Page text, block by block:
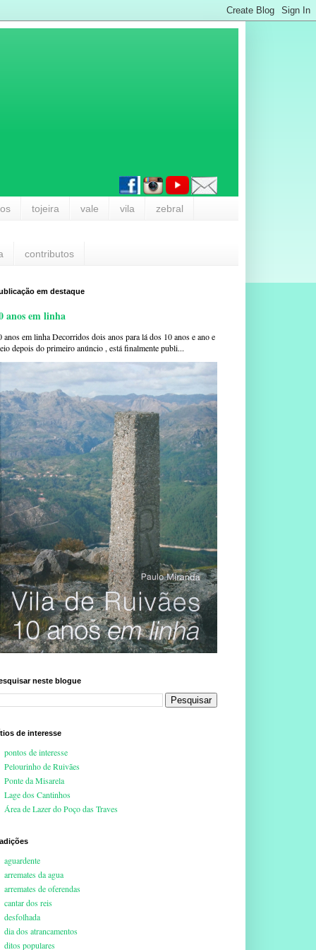
tojeira vale vila zebral
contributos
em destaque
anos em linha
anos em linha Decorridos dois anos para lá dos 10 anos e ano e
depois do primeiro anúncio , está finalmente publi...
neste blogue
de interesse
pontos de interesse
Pelourinho de Ruivães
Ponte da Misarela
Lage dos Cantinhos
Área de Lazer do Poço das Traves
aguardente
arremates da agua
arremates de oferendas
cantar dos reis
desfolhada
dia dos atrancamentos
ditos populares